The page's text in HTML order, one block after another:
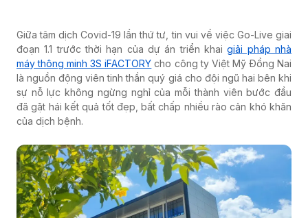
Giữa tâm dịch Covid-19 lần thứ tư, tin vui về việc Go-Live giai
đoạn 1.1 trước thời hạn của dự án triển khaigiải pháp nhà
máy thông minh 3S iFACTORY cho công ty Việt Mỹ Đồng Nai
là nguồn động viên tinh thần quý giá cho đội ngũ hai bên khi
sự nỗ lực không ngừng nghỉ của mỗi thành viên bước đầu
đã gặt hái kết quả tốt đẹp, bất chấp nhiều rào cản khó khăn
của dịch bệnh.